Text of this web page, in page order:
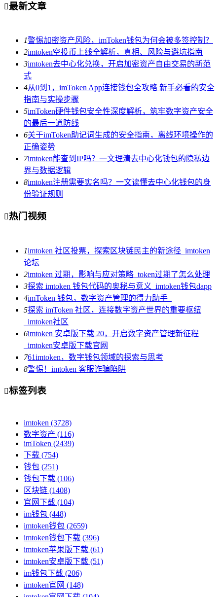
最新文章
1警惕加密资产风险，imToken钱包为何会被多签控制？
2imtoken空投币上线全解析，真相、风险与避坑指南
3imtoken去中心化兑换，开启加密资产自由交易的新范
式
4从0到1，imToken App连接钱包全攻略 新手必看的安全
指南与实操步骤
5imToken硬件钱包安全性深度解析，筑牢数字资产安全
的最后一道防线
6关于imToken助记词生成的安全指南，离线环境操作的
正确姿势
7imtoken能查到IP吗？一文理清去中心化钱包的隐私边
界与数据逻辑
8imtoken注册需要实名吗？一文读懂去中心化钱包的身
份验证规则
热门视频
1imtoken 社区投票，探索区块链民主的新途径_imtoken
论坛
2imtoken 过期，影响与应对策略_token过期了怎么处理
3探索 imtoken 钱包代码的奥秘与意义_imtoken钱包dapp
4imToken 钱包，数字资产管理的得力助手_
5探索 imToken 社区，连接数字资产世界的重要枢纽
_imtoken社区
6imtoken 安卓版下载 20，开启数字资产管理新征程
_imtoken安卓版下载官网
761imtoken，数字钱包领域的探索与思考
8警惕！imtoken 客服诈骗陷阱
标签列表
imtoken (3728)
数字资产 (116)
imToken (2439)
下载 (754)
钱包 (251)
钱包下载 (106)
区块链 (1408)
官网下载 (104)
im钱包 (448)
imtoken钱包 (2659)
imtoken钱包下载 (396)
imtoken苹果版下载 (61)
imtoken安卓版下载 (51)
im钱包下载 (206)
imtoken官网 (148)